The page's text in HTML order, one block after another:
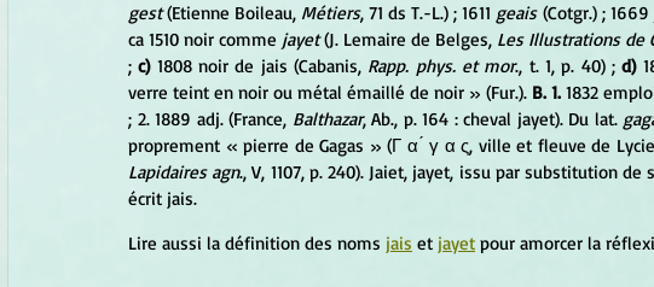
gest (Etienne Boileau, Métiers, 71 ds T.-L.) ; 1611 geais (Cotgr.) ; 1669
ca 1510 noir comme jayet (J. Lemaire de Belges, Les Illustrations de
; c) 1808 noir de jais (Cabanis, Rapp. phys. et mor., t. 1, p. 40) ; d)
verre teint en noir ou métal émaillé de noir » (Fur.). B. 1. 1832
; 2. 1889 adj. (France, Balthazar, Ab., p. 164 : cheval jayet). Du lat.
proprement « pierre de Gagas » (Γ α ́ γ α ς, ville et fleuve de
Lapidaires agn., V, 1107, p. 240). Jaiet, jayet, issu par substitution
écrit jais.
Lire aussi la définition des noms jais et jayet pour amorcer la